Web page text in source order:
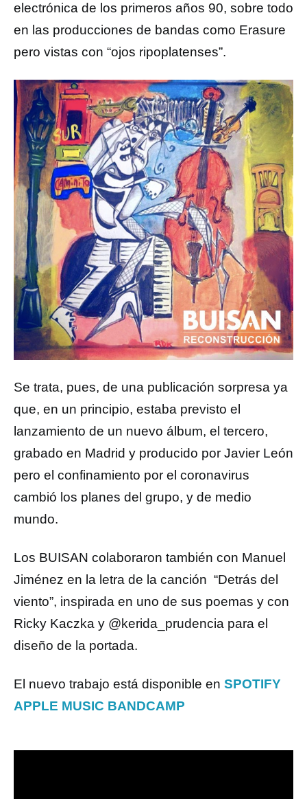
electrónica de los primeros años 90, sobre todo
en las producciones de bandas como Erasure
pero vistas con “ojos ripoplatenses”.
Se trata, pues, de una publicación sorpresa ya
que, en un principio, estaba previsto el
lanzamiento de un nuevo álbum, el tercero,
grabado en Madrid y producido por Javier León
pero el confinamiento por el coronavirus
cambió los planes del grupo, y de medio
mundo.
Los BUISAN colaboraron también con Manuel
Jiménez en la letra de la canción “Detrás del
viento”, inspirada en uno de sus poemas y con
Ricky Kaczka y @kerida_prudencia para el
diseño de la portada.
El nuevo trabajo está disponible en SPOTIFY
APPLE MUSIC BANDCAMP